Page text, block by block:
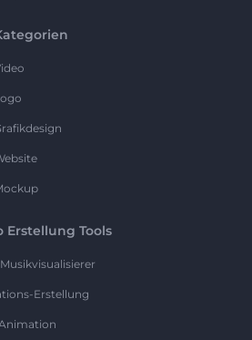
Erstellung Tools
Erstellung